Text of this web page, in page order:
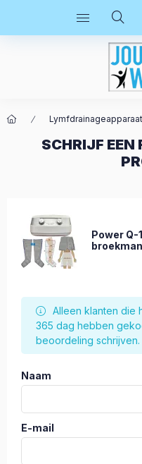
Lymfdrainageapparaat
SCHRIJF EEN
Power Q-
Alleen klanten die
365 dag hebben
beoordeling schrijven.
Naam
E-mail